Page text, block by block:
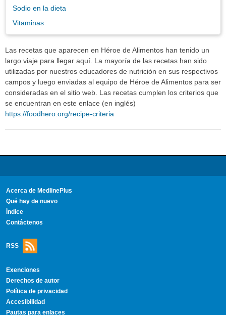
Sodio en la dieta
Vitaminas
Las recetas que aparecen en Héroe de Alimentos han tenido un
largo viaje para llegar aquí. La mayoría de las recetas han sido
utilizadas por nuestros educadores de nutrición en sus respectivos
campos y luego enviadas al equipo de Héroe de Alimentos para ser
consideradas en el sitio web. Las recetas cumplen los criterios que
se encuentran en este enlace (en inglés)
https://foodhero.org/recipe-criteria
Acerca de MedlinePlus
Qué hay de nuevo
Índice
Contáctenos
RSS
Exenciones
Derechos de autor
Política de privacidad
Accesibilidad
Pautas para enlaces